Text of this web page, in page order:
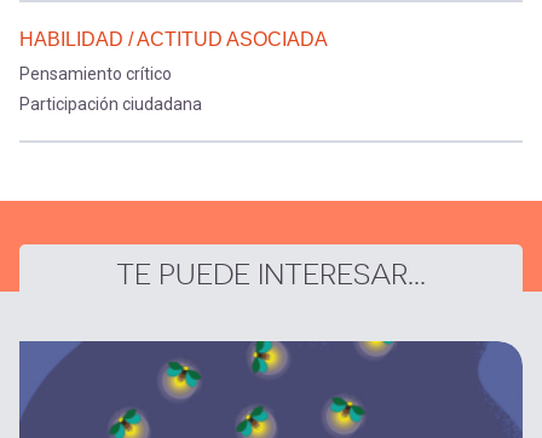
HABILIDAD / ACTITUD ASOCIADA
Pensamiento crítico
Participación ciudadana
TE PUEDE INTERESAR...